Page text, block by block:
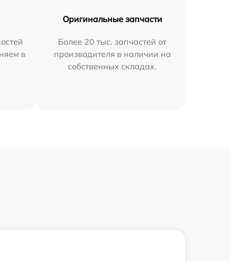
в
Оригинальные запчасти
Более 20 тыс. запчастей от
производителя в наличии на
собственных складах.